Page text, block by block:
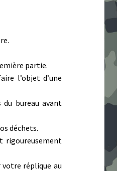
partie.
l’objet d’une
bureau avant
déchets.
rigoureusement
votre réplique au